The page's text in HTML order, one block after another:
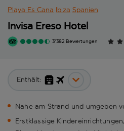
Playa Es Cana Ibiza Spanien
Invisa Ereso Hotel
3'382 Bewertungen
Enthält:
Nahe am Strand und umgeben
Erstklassige